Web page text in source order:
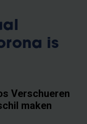
is
Verschueren
maken